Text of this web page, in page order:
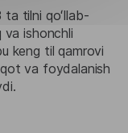
ta tilni qoʻllab-
ishonchli
keng til qamrovi
va foydalanish